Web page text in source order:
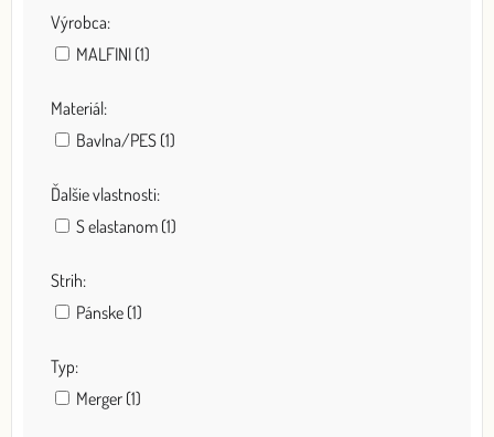
Výrobca:
MALFINI (1)
Materiál:
Bavlna/PES (1)
Ďalšie vlastnosti:
S elastanom (1)
Strih:
Pánske (1)
Typ:
Merger (1)